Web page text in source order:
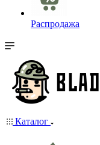
Распродажа
Каталог